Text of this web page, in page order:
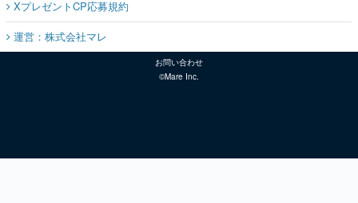
XプレゼントCP応募規約
運営：株式会社マレ
お問い合わせ
©Mare Inc.